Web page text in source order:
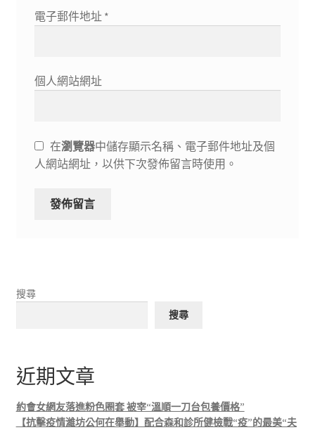
電子郵件地址 *
個人網站網址
在瀏覽器中儲存顯示名稱、電子郵件地址及個
人網站網址，以供下次發佈留言時使用。
搜尋
搜尋
近期文章
約會女網友落進粉色圈套 被宰“溫順一刀台包養價格”
【抗擊疫情濰坊公何在舉動】配合森和診所健檢戰“疫”的最美“夫